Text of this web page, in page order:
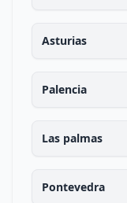
Asturias
Palencia
Las palmas
Pontevedra